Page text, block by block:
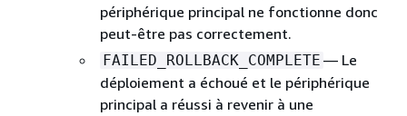
périphérique principal ne fonctionne donc
peut-être pas correctement.
FAILED_ROLLBACK_COMPLETE — Le
déploiement a échoué et le périphérique
principal a réussi à revenir à une